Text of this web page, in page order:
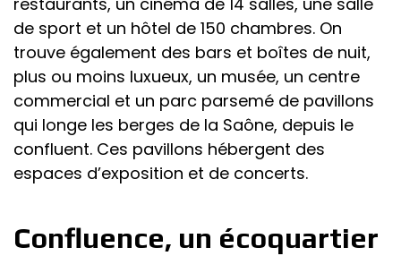
de sport et un hôtel de 150 chambres. On
trouve également des bars et boîtes de nuit,
plus ou moins luxueux, un musée, un centre
commercial et un parc parsemé de pavillons
qui longe les berges de la Saône, depuis le
confluent. Ces pavillons hébergent des
espaces d’exposition et de concerts.
Confluence, un écoquartier